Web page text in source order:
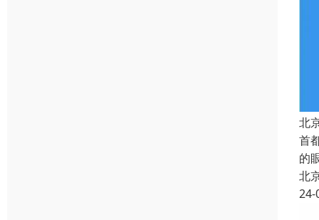
北
首
的
北
24-